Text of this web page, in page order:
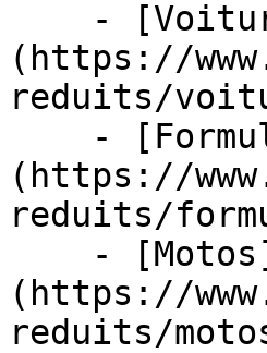
(https://
reduits/
(https://
reduits/
(https://
reduits/